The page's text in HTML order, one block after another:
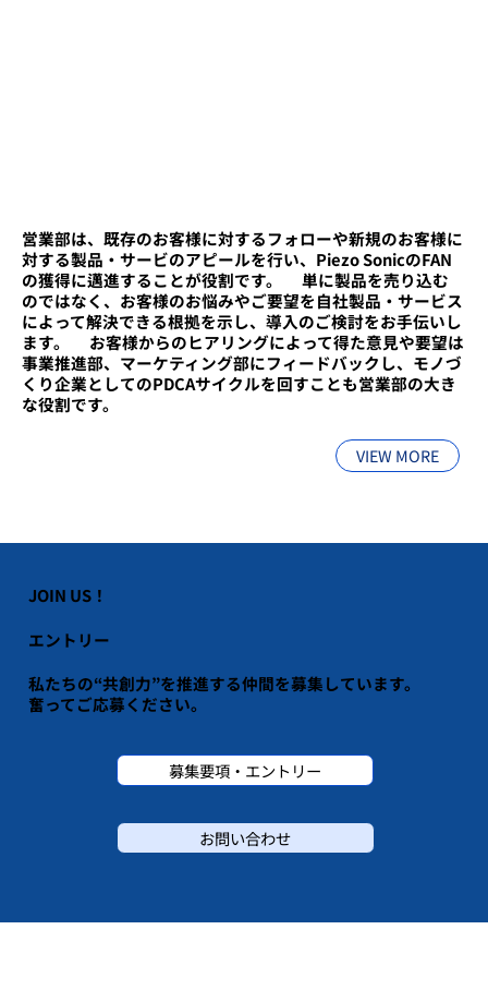
営業部は、既存のお客様に対するフォローや新規のお客様に
対する製品・サービのアピールを行い、Piezo SonicのFAN
の獲得に邁進することが役割です。 ​単に製品を売り込む
のではなく、お客様のお悩みやご要望を自社製品・サービス
によって解決できる根拠を示し、導入のご検討をお手伝いし
ます。 ​お客様からのヒアリングによって得た意見や要望は
事業推進部、マーケティング部にフィードバックし、モノづ
くり企業としてのPDCAサイクルを回すことも営業部の大き
な役割です。
VIEW MORE
JOIN US！
エントリー
私たちの“共創力”を推進する仲間を募集しています。
​奮ってご応募ください。
募集要項・エントリー
お問い合わせ